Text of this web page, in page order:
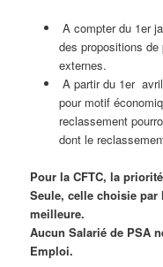
A compter du 1er
des propositions
externes.
A partir du 1er
pour motif
reclassement
dont le
Pour la CFTC, la
Seule, celle choisie
meilleure.
Aucun Salarié de PSA
Emploi.